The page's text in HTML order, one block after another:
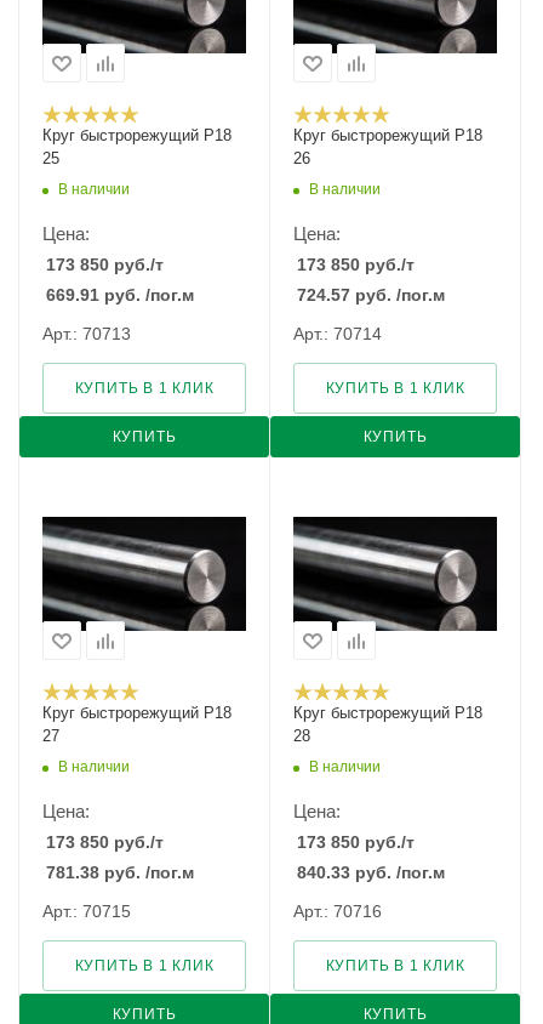
Круг быстрорежущий Р18
25
В наличии
Цена:
173 850 руб./т
669.91 руб. /пог.м
Арт.: 70713
КУПИТЬ
КУПИТЬ В 1 КЛИК
Круг быстрорежущий Р18
26
В наличии
Цена:
173 850 руб./т
724.57 руб. /пог.м
Арт.: 70714
КУПИТЬ
КУПИТЬ В 1 КЛИК
Круг быстрорежущий Р18
27
В наличии
Цена:
173 850 руб./т
781.38 руб. /пог.м
Арт.: 70715
КУПИТЬ
КУПИТЬ В 1 КЛИК
Круг быстрорежущий Р18
28
В наличии
Цена:
173 850 руб./т
840.33 руб. /пог.м
Арт.: 70716
КУПИТЬ
КУПИТЬ В 1 КЛИК